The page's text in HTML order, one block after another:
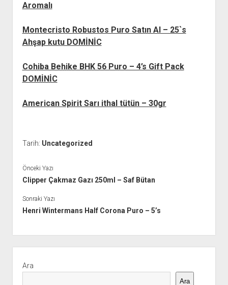
Aromalı
Montecristo Robustos Puro Satın Al – 25`s
Ahşap kutu DOMİNİC
Cohiba Behike BHK 56 Puro – 4’s Gift Pack
DOMİNİC
American Spirit Sarı ithal tütün – 30gr
Tarih: Uncategorized
Önceki Yazı
Clipper Çakmaz Gazı 250ml – Saf Bütan
Sonraki Yazı
Henri Wintermans Half Corona Puro – 5’s
Menü
Ara
Ara